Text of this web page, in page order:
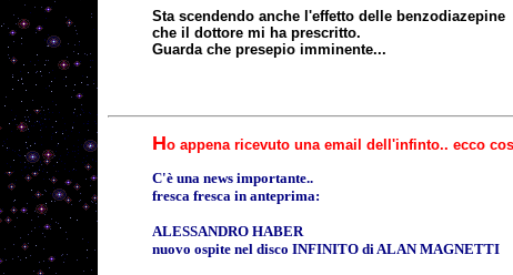
Sta scendendo anche l'effetto delle benzodiazepine
che il dottore mi ha prescritto.
Guarda che presepio imminente...
Ho appena ricevuto una email dell'infinto.. ecco
C'è una news importante..
fresca fresca in anteprima:
ALESSANDRO HABER
nuovo ospite nel disco INFINITO di ALAN MAGNETTI